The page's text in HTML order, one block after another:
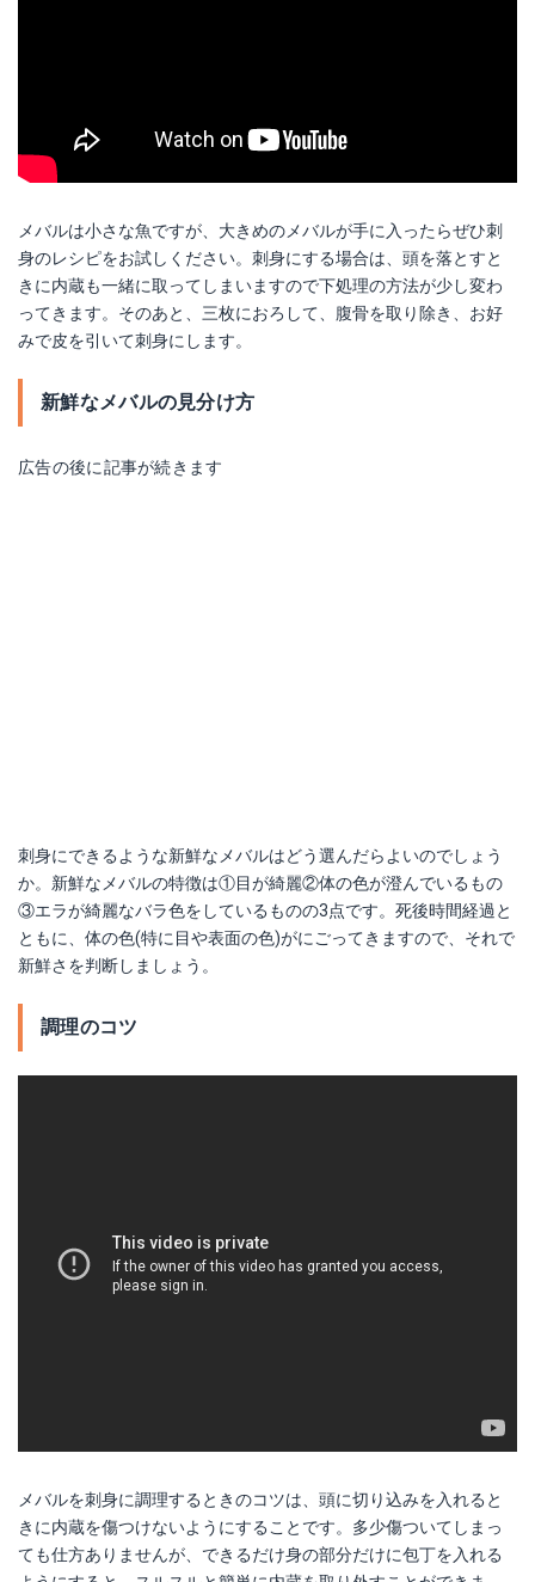
メバルは小さな魚ですが、大きめのメバルが手に入ったらぜひ刺
身のレシピをお試しください。刺身にする場合は、頭を落とすと
きに内蔵も一緒に取ってしまいますので下処理の方法が少し変わ
ってきます。そのあと、三枚におろして、腹骨を取り除き、お好
みで皮を引いて刺身にします。
新鮮なメバルの見分け方
広告の後に記事が続きます
刺身にできるような新鮮なメバルはどう選んだらよいのでしょう
か。新鮮なメバルの特徴は①目が綺麗②体の色が澄んでいるもの
③エラが綺麗なバラ色をしているものの3点です。死後時間経過と
ともに、体の色(特に目や表面の色)がにごってきますので、それで
新鮮さを判断しましょう。
調理のコツ
メバルを刺身に調理するときのコツは、頭に切り込みを入れると
きに内蔵を傷つけないようにすることです。多少傷ついてしまっ
ても仕方ありませんが、できるだけ身の部分だけに包丁を入れる